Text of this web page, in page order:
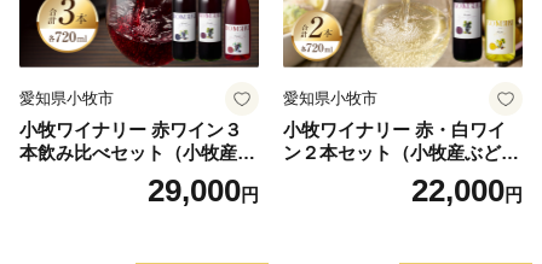
https://www.pref.tottori.lg.jp/yumehiroba/
移住応援制度についての情報はこちらから。
https://furusato.tori-info.co.jp/iju/support/system/
愛知県小牧市
小牧ワイナリー 赤ワイン３
本飲み比べセット（小牧産ぶ
どう100％使用）29,000円
愛知県小牧市
小牧ワイナリー 赤・白ワイ
ン２本セット（小牧産ぶどう
22,000円